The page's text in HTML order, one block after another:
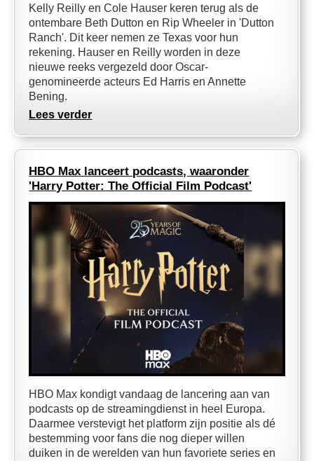
Kelly Reilly en Cole Hauser keren terug als de
ontembare Beth Dutton en Rip Wheeler in 'Dutton
Ranch'. Dit keer nemen ze Texas voor hun
rekening. Hauser en Reilly worden in deze
nieuwe reeks vergezeld door Oscar-
genomineerde acteurs Ed Harris en Annette
Bening.
Lees verder
HBO Max lanceert podcasts, waaronder
'Harry Potter: The Official Film Podcast'
HBO Max kondigt vandaag de lancering aan van
podcasts op de streamingdienst in heel Europa.
Daarmee verstevigt het platform zijn positie als dé
bestemming voor fans die nog dieper willen
duiken in de werelden van hun favoriete series en